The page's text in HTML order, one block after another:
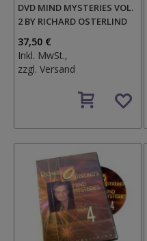
DVD MIND MYSTERIES VOL.
2 BY RICHARD OSTERLIND
37,50 €
Inkl. MwSt.,
zzgl. Versand
den